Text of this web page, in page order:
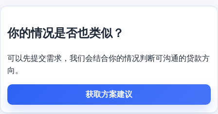
你的情况是否也类似？
可以先提交需求，我们会结合你的情况判断可沟通的贷款方
向。
获取方案建议